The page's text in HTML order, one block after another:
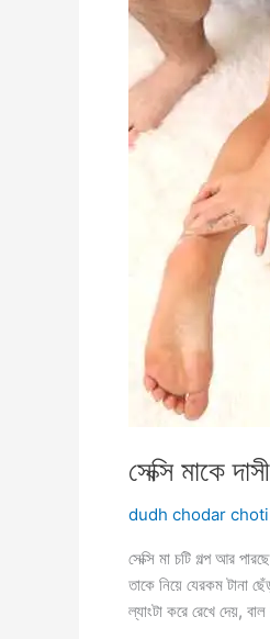
সেক্সি মাকে
dudh chodar
সেক্সি মা চটি গল্প আর
তাকে নিয়ে যেরকম টানা
ল্যাংটা করে রেখে দেয়,